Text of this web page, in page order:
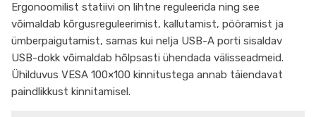
Ergonoomilist statiivi on lihtne reguleerida ning see
võimaldab kõrgusreguleerimist, kallutamist, pööramist ja
ümberpaigutamist, samas kui nelja USB-A porti sisaldav
USB-dokk võimaldab hõlpsasti ühendada välisseadmeid.
Ühilduvus VESA 100×100 kinnitustega annab täiendavat
paindlikkust kinnitamisel.